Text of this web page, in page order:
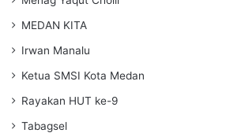
MEDAN KITA
Irwan Manalu
Ketua SMSI Kota Medan
Rayakan HUT ke-9
Tabagsel